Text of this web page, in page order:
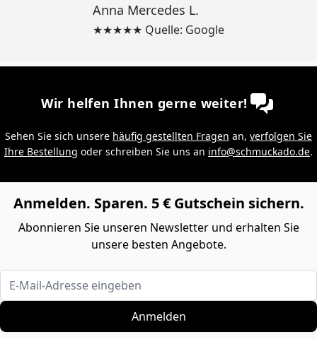
Anna Mercedes L.
★★★★★ Quelle: Google
Wir helfen Ihnen gerne weiter!
Sehen Sie sich unsere häufig gestellten Fragen an, verfolgen Sie
Ihre Bestellung oder schreiben Sie uns an info@schmuckado.de.
Anmelden. Sparen. 5 € Gutschein sichern.
Abonnieren Sie unseren Newsletter und erhalten Sie
unsere besten Angebote.
E-Mail-Adresse eingeben
Anmelden